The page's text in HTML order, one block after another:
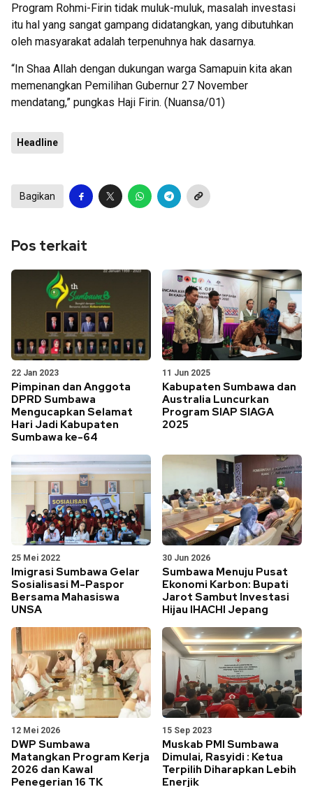
Program Rohmi-Firin tidak muluk-muluk, masalah investasi
itu hal yang sangat gampang didatangkan, yang dibutuhkan
oleh masyarakat adalah terpenuhnya hak dasarnya.
“In Shaa Allah dengan dukungan warga Samapuin kita akan
memenangkan Pemilihan Gubernur 27 November
mendatang,” pungkas Haji Firin. (Nuansa/01)
Headline
Bagikan
Pos terkait
22 Jan 2023
Pimpinan dan Anggota
DPRD Sumbawa
Mengucapkan Selamat
Hari Jadi Kabupaten
Sumbawa ke-64
11 Jun 2025
Kabupaten Sumbawa dan
Australia Luncurkan
Program SIAP SIAGA
2025
25 Mei 2022
Imigrasi Sumbawa Gelar
Sosialisasi M-Paspor
Bersama Mahasiswa
UNSA
30 Jun 2026
Sumbawa Menuju Pusat
Ekonomi Karbon: Bupati
Jarot Sambut Investasi
Hijau IHACHI Jepang
12 Mei 2026
DWP Sumbawa
Matangkan Program Kerja
2026 dan Kawal
Penegerian 16 TK
15 Sep 2023
Muskab PMI Sumbawa
Dimulai, Rasyidi : Ketua
Terpilih Diharapkan Lebih
Enerjik